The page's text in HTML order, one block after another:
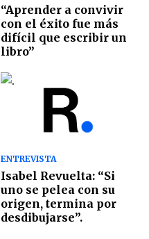
“Aprender a convivir
con el éxito fue más
difícil que escribir un
libro”
ENTREVISTA
Isabel Revuelta: “Si
uno se pelea con su
origen, termina por
desdibujarse”.